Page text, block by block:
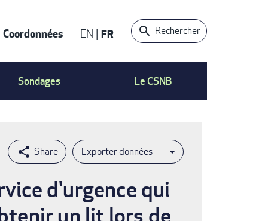
Coordonnées EN FR Rechercher
Sondages Le CSNB
Exporter données
d'urgence qui
un lit lors de